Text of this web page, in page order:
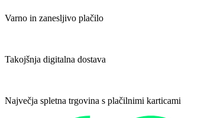
Varno in zanesljivo plačilo
Takojšnja digitalna dostava
Največja spletna trgovina s plačilnimi karticami